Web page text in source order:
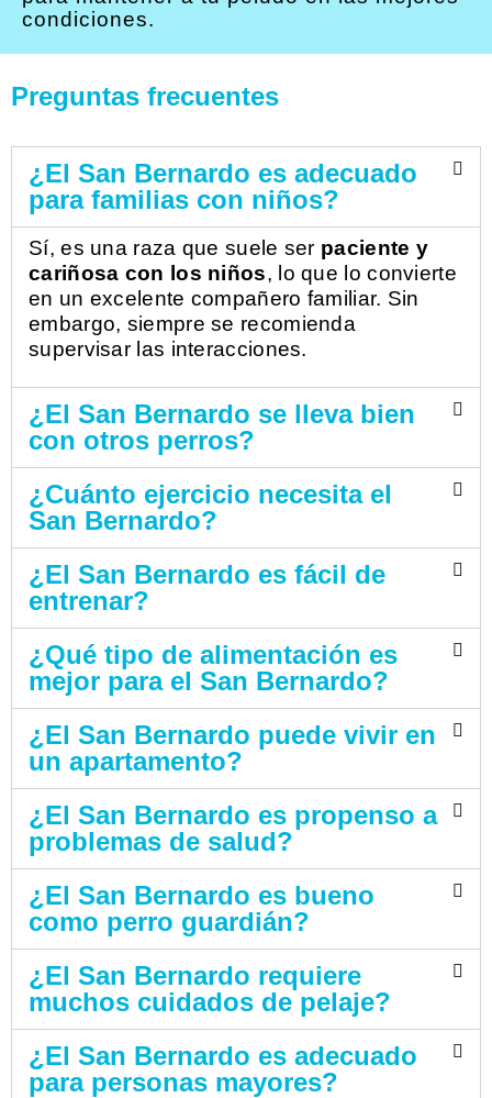
condiciones.
Preguntas frecuentes
¿El San Bernardo es adecuado
para familias con niños?
Sí, es una raza que suele ser paciente y
cariñosa con los niños, lo que lo convierte
en un excelente compañero familiar. Sin
embargo, siempre se recomienda
supervisar las interacciones.
¿El San Bernardo se lleva bien
con otros perros?
¿Cuánto ejercicio necesita el
San Bernardo?
¿El San Bernardo es fácil de
entrenar?
¿Qué tipo de alimentación es
mejor para el San Bernardo?
¿El San Bernardo puede vivir en
un apartamento?
¿El San Bernardo es propenso a
problemas de salud?
¿El San Bernardo es bueno
como perro guardián?
¿El San Bernardo requiere
muchos cuidados de pelaje?
¿El San Bernardo es adecuado
para personas mayores?